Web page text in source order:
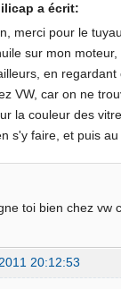
a écrit:
merci pour le
sur mon
en
VW, car on ne
la couleur des
s'y faire, et puis
toi bien chez vw
20:12:53